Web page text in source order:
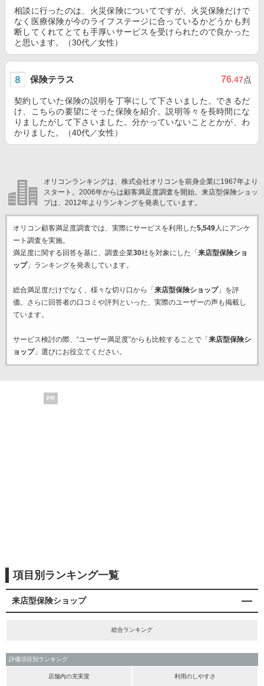
相談に行ったのは、火災保険についてですが、火災保険だけで
なく医療保険が今のライフステージに合っているかどうかも判
断してくれてとても手厚いサービスを受けられたので良かった
と思います。（30代／女性）
保険テラス 76.47点
契約していた保険の説明を丁寧にして下さいました。できるだ
け、こちらの要望にそった保険を紹介。説明等々を長時間にな
りましたがして下さいました。分かっていないこととかが、わ
かりました。（40代／女性）
オリコンランキングは、株式会社オリコンを前身企業に1967年より
スタート。2006年からは顧客満足度調査を開始。来店型保険ショッ
プは、2012年よりランキングを発表しています。
オリコン顧客満足度調査では、実際にサービスを利用した5,549人にアンケ
ート調査を実施。
満足度に関する回答を基に、調査企業30社を対象にした「 来店型保険ショ
ップ」ランキングを発表しています。
総合満足度だけでなく、様々な切り口から「 来店型保険ショップ」を評
価。さらに回答者の口コミや評判といった、実際のユーザーの声も掲載し
ています。
サービス検討の際、“ユーザー満足度”からも比較することで「 来店型保険シ
ョップ」選びにお役立てください。
PR
項目別ランキング一覧
来店型保険ショップ
総合ランキング
評価項目別ランキング
店舗内の充実度 利用のしやすさ